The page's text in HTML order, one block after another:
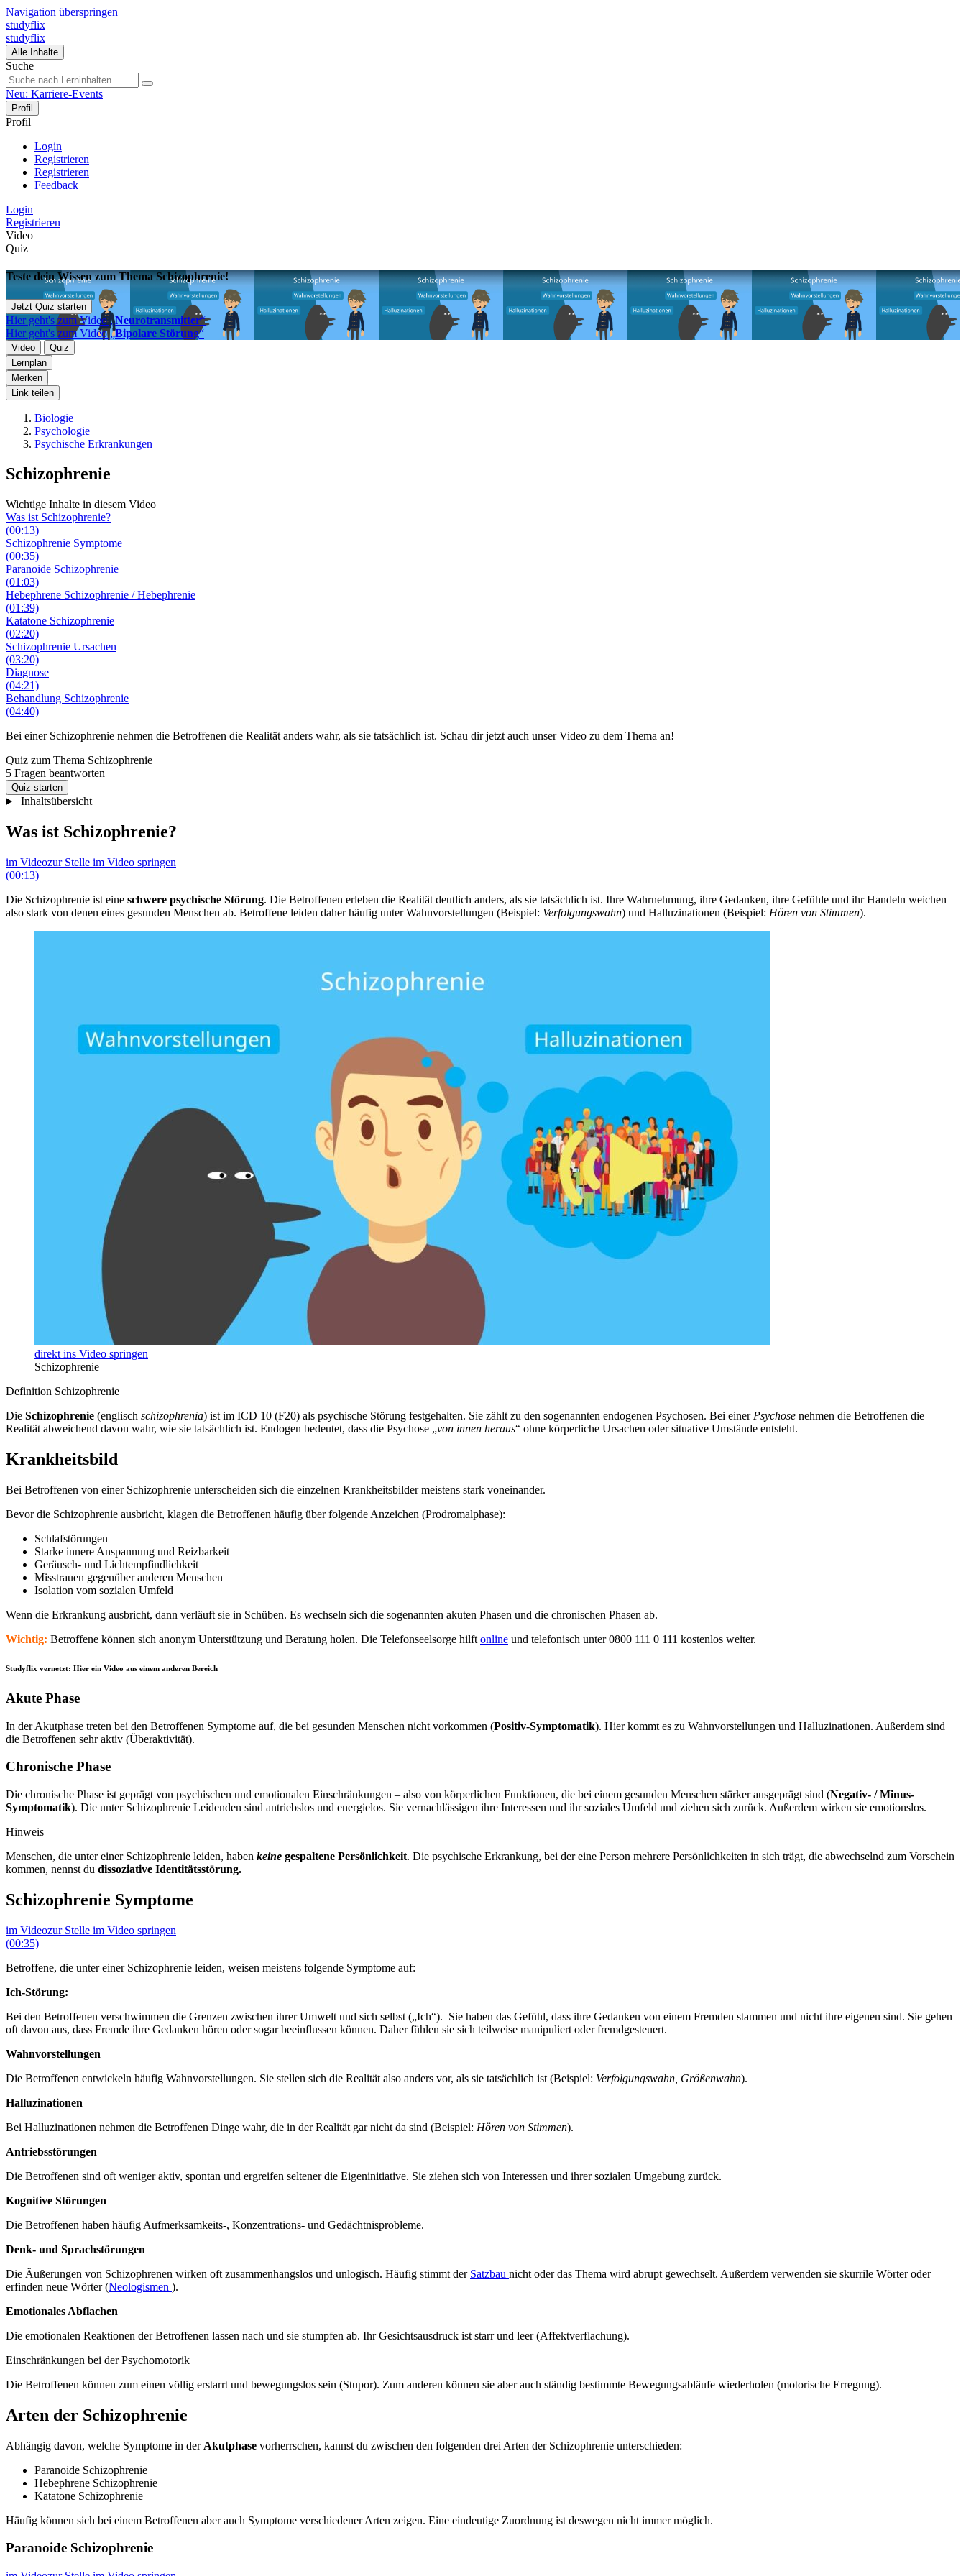
Navigation überspringen
studyflix
studyflix
Alle Inhalte
Suche
Neu: Karriere-Events
Profil
Profil
Login
Registrieren
Registrieren
Feedback
Login
Registrieren
Video
Quiz
Teste dein Wissen zum Thema Schizophrenie!
Jetzt Quiz starten
Hier geht's zum Video „Neurotransmitter“
Hier geht's zum Video „Bipolare Störung“
Video
Quiz
Lernplan
Merken
Link teilen
Biologie
Psychologie
Psychische Erkrankungen
Schizophrenie
Wichtige Inhalte in diesem Video
Was ist Schizophrenie?
(00:13)
Schizophrenie Symptome
(00:35)
Paranoide Schizophrenie
(01:03)
Hebephrene Schizophrenie / Hebephrenie
(01:39)
Katatone Schizophrenie
(02:20)
Schizophrenie Ursachen
(03:20)
Diagnose
(04:21)
Behandlung Schizophrenie
(04:40)
Bei einer Schizophrenie nehmen die Betroffenen die Realität anders wahr, als sie tatsächlich ist. Schau dir jetzt auch unser Video zu dem Thema an!
Quiz zum Thema Schizophrenie
5 Fragen beantworten
Quiz starten
Inhaltsübersicht
Was ist Schizophrenie?
im Videozur Stelle im Video springen
(00:13)
Die Schizophrenie ist eine schwere psychische Störung. Die Betroffenen erleben die Realität deutlich anders, als sie tatsächlich ist. Ihre Wahrnehmung, ihre Gedanken, ihre Gefühle und ihr Handeln weichen
also stark von denen eines gesunden Menschen ab. Betroffene leiden daher häufig unter Wahnvorstellungen (Beispiel: Verfolgungswahn) und Halluzinationen (Beispiel: Hören von Stimmen).
direkt ins Video springen
Schizophrenie
Definition Schizophrenie
Die Schizophrenie (englisch schizophrenia) ist im ICD 10 (F20) als psychische Störung festgehalten. Sie zählt zu den sogenannten endogenen Psychosen. Bei einer Psychose nehmen die Betroffenen die
Realität abweichend davon wahr, wie sie tatsächlich ist. Endogen bedeutet, dass die Psychose „von innen heraus“ ohne körperliche Ursachen oder situative Umstände entsteht.
Krankheitsbild
Bei Betroffenen von einer Schizophrenie unterscheiden sich die einzelnen Krankheitsbilder meistens stark voneinander.
Bevor die Schizophrenie ausbricht, klagen die Betroffenen häufig über folgende Anzeichen (Prodromalphase):
Schlafstörungen
Starke innere Anspannung und Reizbarkeit
Geräusch- und Lichtempfindlichkeit
Misstrauen gegenüber anderen Menschen
Isolation vom sozialen Umfeld
Wenn die Erkrankung ausbricht, dann verläuft sie in Schüben. Es wechseln sich die sogenannten akuten Phasen und die chronischen Phasen ab.
Wichtig: Betroffene können sich anonym Unterstützung und Beratung holen. Die Telefonseelsorge hilft online und telefonisch unter 0800 111 0 111 kostenlos weiter.
Studyflix vernetzt: Hier ein Video aus einem anderen Bereich
Akute Phase
In der Akutphase treten bei den Betroffenen Symptome auf, die bei gesunden Menschen nicht vorkommen (Positiv-Symptomatik). Hier kommt es zu Wahnvorstellungen und Halluzinationen. Außerdem sind
die Betroffenen sehr aktiv (Überaktivität).
Chronische Phase
Die chronische Phase ist geprägt von psychischen und emotionalen Einschränkungen – also von körperlichen Funktionen, die bei einem gesunden Menschen stärker ausgeprägt sind (Negativ- / Minus-
Symptomatik). Die unter Schizophrenie Leidenden sind antriebslos und energielos. Sie vernachlässigen ihre Interessen und ihr soziales Umfeld und ziehen sich zurück. Außerdem wirken sie emotionslos.
Hinweis
Menschen, die unter einer Schizophrenie leiden, haben keine gespaltene Persönlichkeit. Die psychische Erkrankung, bei der eine Person mehrere Persönlichkeiten in sich trägt, die abwechselnd zum Vorschein
kommen, nennst du dissoziative Identitätsstörung.
Schizophrenie Symptome
im Videozur Stelle im Video springen
(00:35)
Betroffene, die unter einer Schizophrenie leiden, weisen meistens folgende Symptome auf:
Ich-Störung:
Bei den Betroffenen verschwimmen die Grenzen zwischen ihrer Umwelt und sich selbst („Ich“). Sie haben das Gefühl, dass ihre Gedanken von einem Fremden stammen und nicht ihre eigenen sind. Sie gehen
oft davon aus, dass Fremde ihre Gedanken hören oder sogar beeinflussen können. Daher fühlen sie sich teilweise manipuliert oder fremdgesteuert.
Wahnvorstellungen
Die Betroffenen entwickeln häufig Wahnvorstellungen. Sie stellen sich die Realität also anders vor, als sie tatsächlich ist (Beispiel: Verfolgungswahn, Größenwahn).
Halluzinationen
Bei Halluzinationen nehmen die Betroffenen Dinge wahr, die in der Realität gar nicht da sind (Beispiel: Hören von Stimmen).
Antriebsstörungen
Die Betroffenen sind oft weniger aktiv, spontan und ergreifen seltener die Eigeninitiative. Sie ziehen sich von Interessen und ihrer sozialen Umgebung zurück.
Kognitive Störungen
Die Betroffenen haben häufig Aufmerksamkeits-, Konzentrations- und Gedächtnisprobleme.
Denk- und Sprachstörungen
Die Äußerungen von Schizophrenen wirken oft zusammenhangslos und unlogisch. Häufig stimmt der Satzbau nicht oder das Thema wird abrupt gewechselt. Außerdem verwenden sie skurrile Wörter oder
erfinden neue Wörter (Neologismen ).
Emotionales Abflachen
Die emotionalen Reaktionen der Betroffenen lassen nach und sie stumpfen ab. Ihr Gesichtsausdruck ist starr und leer (Affektverflachung).
Einschränkungen bei der Psychomotorik
Die Betroffenen können zum einen völlig erstarrt und bewegungslos sein (Stupor). Zum anderen können sie aber auch ständig bestimmte Bewegungsabläufe wiederholen (motorische Erregung).
Arten der Schizophrenie
Abhängig davon, welche Symptome in der Akutphase vorherrschen, kannst du zwischen den folgenden drei Arten der Schizophrenie unterschieden:
Paranoide Schizophrenie
Hebephrene Schizophrenie
Katatone Schizophrenie
Häufig können sich bei einem Betroffenen aber auch Symptome verschiedener Arten zeigen. Eine eindeutige Zuordnung ist deswegen nicht immer möglich.
Paranoide Schizophrenie